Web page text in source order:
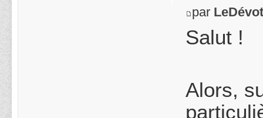
par
Salut !
Alors,